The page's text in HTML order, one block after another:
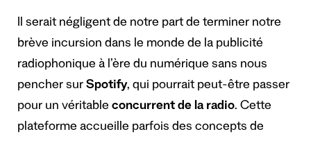
Il serait négligent de notre part de terminer notre
brève incursion dans le monde de la publicité
radiophonique à l’ère du numérique sans nous
pencher sur Spotify, qui pourrait peut-être passer
pour un véritable concurrent de la radio. Cette
plateforme accueille parfois des concepts de